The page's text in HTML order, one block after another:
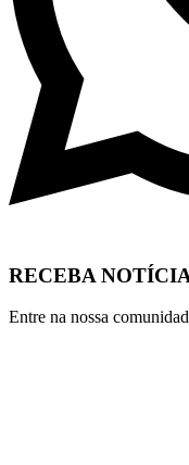
RECEBA
Entre na nossa